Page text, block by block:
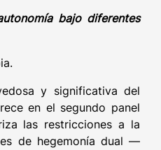
bajo diferentes
y significativa del
en el segundo panel
las restricciones a la
de hegemonía dual —